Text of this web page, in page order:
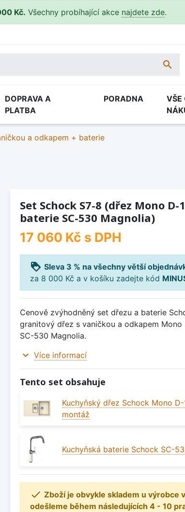
Kč. Všechny probíhající akce najdete zde.

DOPRAVA A
PLATBA
PORADNA
VŠE
a odkapem + baterie
Set Schock S7-8 (dřez Mono
baterie SC-530 Magnolia)
17 060 Kč s DPH
loyalty Sleva 3 % na všechny větší
za 8 000 Kč a v košíku zadejte kód
Cenově zvýhodněný set dřezu a baterie
granitový dřez s vaničkou a odkapem Mono
SC-530 Magnolia.
expand_more Více informací
Tento set obsahuje
Kuchyňský dřez Schock Mono
montáž
Kuchyňská baterie Schock SC-
 Zboží je obvykle skladem u výrobce
odešleme během následujících 4 - 10